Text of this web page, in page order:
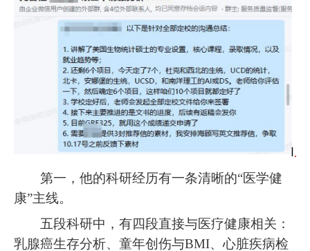
第一，他的科研经历有一条清晰的“医学健
康”主线。
五段科研中，有四段直接与医疗健康相关：
乳腺癌生存分析、童年创伤与BMI、心脏疾病检